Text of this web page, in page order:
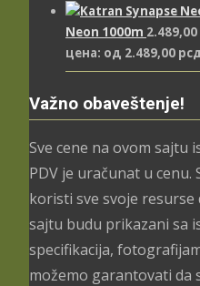
Neon 1000m 2.489,00
цена: од 2.489,00
Važno obaveštenje!
Sve cene na ovom sajtu
PDV je uračunat u cenu.
koristi sve svoje resurse
sajtu budu prikazani sa
specifikacija,
možemo garantovati da